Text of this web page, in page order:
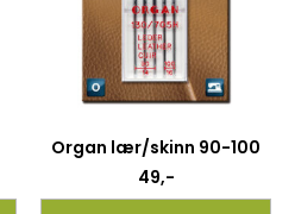
Organ lær/skinn 90-100
49,-